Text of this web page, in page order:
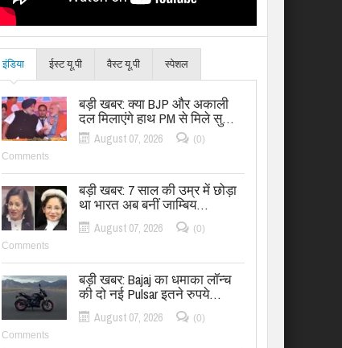
इंडिया ईस्ट यू.पी वैस्ट यू.पी स्पेशल
बड़ी खबर: क्या BJP और अकाली
दल मिलाएंगे हाथ PM से मिले सु…
August 07, 2026
(0)
Comments
बड़ी खबर: 7 साल की उम्र में छोड़ा
था भारत अब बनीं जाम्बिय…
August 07, 2026
(0)
Comments
बड़ी खबर: Bajaj का धमाका लॉन्च
की दो नई Pulsar इतने रुपये…
August 07, 2026
(0)
Comments